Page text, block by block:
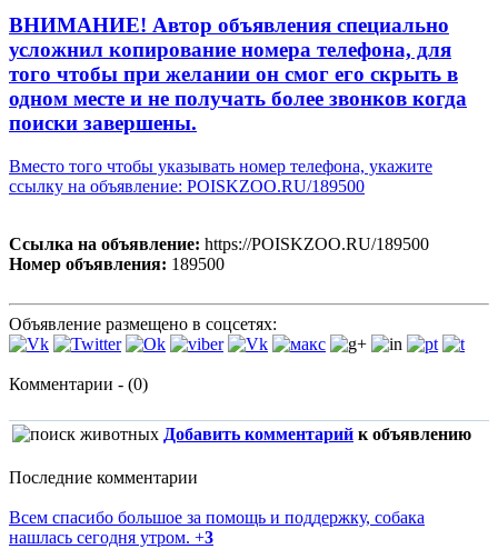
ВНИМАНИЕ! Автор объявления специально
усложнил копирование номера телефона, для
того чтобы при желании он смог его скрыть в
одном месте и не получать более звонков когда
поиски завершены.
Вместо того чтобы указывать номер телефона, укажите
ссылку на объявление: POISKZOO.RU/189500
Ссылка на объявление: https://POISKZOO.RU/189500
Номер объявления: 189500
Объявление размещено в соцсетях:
Комментарии - (0)
Добавить комментарий к объявлению
Последние комментарии
Всем спасибо большое за помощь и поддержку, собака
нашлась сегодня утром. +3